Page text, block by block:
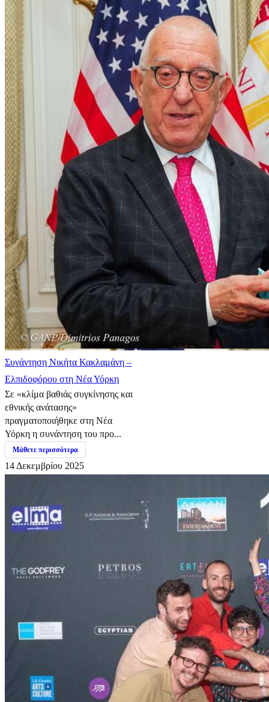
Συνάντηση Νικήτα Κακλαμάνη –
Ελπιδοφόρου στη Νέα Υόρκη
Σε «κλίμα βαθιάς συγκίνησης και
εθνικής ανάτασης»
πραγματοποιήθηκε στη Νέα
Υόρκη η συνάντηση του προ...
Μάθετε περισσότερα
14 Δεκεμβρίου 2025